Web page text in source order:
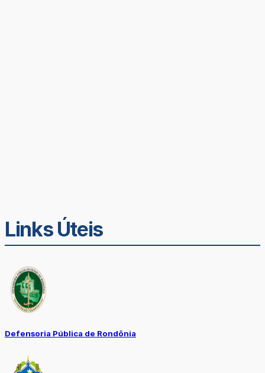
Links Úteis
Defensoria Pública de Rondônia